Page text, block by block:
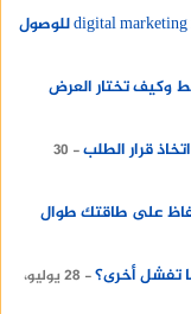
لماذا تعتمد المؤسسات الإخبارية على digital marketing in oman للوصول
وكيف تختار العرض
قرار الطلب
30
على طاقتك طوال
تفشل أخرى؟
28 يوليو،